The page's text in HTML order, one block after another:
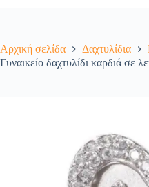
Αρχική σελίδα Δαχτυλίδια
Γυναικείο δαχτυλίδι καρδιά σε